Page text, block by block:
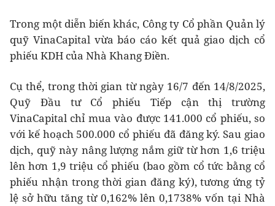
Trong một diễn biến khác, Công ty Cổ phần Quản lý
quỹ VinaCapital vừa báo cáo kết quả giao dịch cổ
phiếu KDH của Nhà Khang Điền.
Cụ thể, trong thời gian từ ngày 16/7 đến 14/8/2025,
Quỹ Đầu tư Cổ phiếu Tiếp cận thị trường
VinaCapital chỉ mua vào được 141.000 cổ phiếu, so
với kế hoạch 500.000 cổ phiếu đã đăng ký. Sau giao
dịch, quỹ này nâng lượng nắm giữ từ hơn 1,6 triệu
lên hơn 1,9 triệu cổ phiếu (bao gồm cổ tức bằng cổ
phiếu nhận trong thời gian đăng ký), tương ứng tỷ
lệ sở hữu tăng từ 0,162% lên 0,1738% vốn tại Nhà